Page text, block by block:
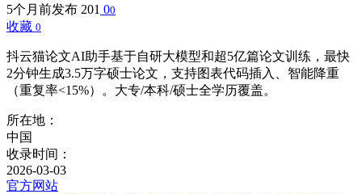
5个月前发布 201 00
收藏 0
抖云猫论文AI助手基于自研大模型和超5亿篇论文训练，最快
2分钟生成3.5万字硕士论文，支持图表代码插入、智能降重
（重复率<15%）。大专/本科/硕士全学历覆盖。
所在地：
中国
收录时间：
2026-03-03
官方网站